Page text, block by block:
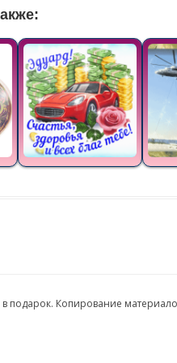
в подарок. Копирование